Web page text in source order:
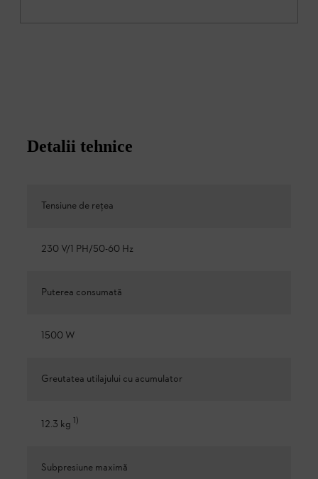
Detalii tehnice
Tensiune de reţea
230 V/1 PH/50-60 Hz
Puterea consumată
1500 W
Greutatea utilajului cu acumulator
12.3 kg 1)
Subpresiune maximă